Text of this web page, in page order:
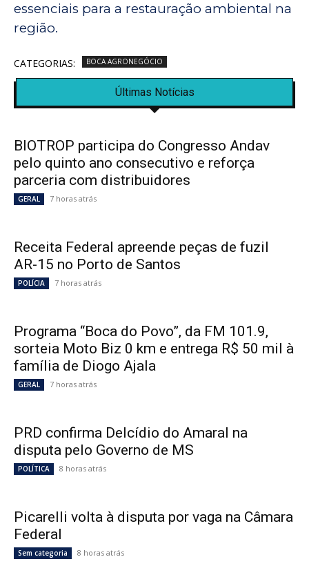
essenciais para a restauração ambiental na
região.
CATEGORIAS: BOCA AGRONEGÓCIO
Últimas Notícias
BIOTROP participa do Congresso Andav
pelo quinto ano consecutivo e reforça
parceria com distribuidores
GERAL 7 horas atrás
Receita Federal apreende peças de fuzil
AR-15 no Porto de Santos
POLÍCIA 7 horas atrás
Programa “Boca do Povo”, da FM 101.9,
sorteia Moto Biz 0 km e entrega R$ 50 mil à
família de Diogo Ajala
GERAL 7 horas atrás
PRD confirma Delcídio do Amaral na
disputa pelo Governo de MS
POLÍTICA 8 horas atrás
Picarelli volta à disputa por vaga na Câmara
Federal
Sem categoria 8 horas atrás